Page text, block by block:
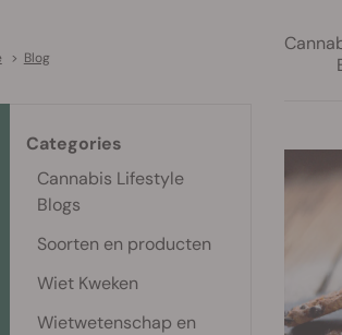
> Blog
Categories
Cannabis Lifestyle
Blogs
Soorten en producten
Wiet Kweken
Wietwetenschap en